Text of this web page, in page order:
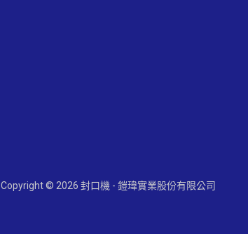
Copyright © 2026 封口機 - 鎧瑋實業股份有限公司